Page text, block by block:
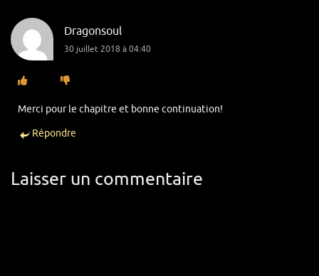
Dragonsoul
30 juillet 2018 à 04:40
Merci pour le chapitre et bonne continuation!
Répondre
Laisser un commentaire